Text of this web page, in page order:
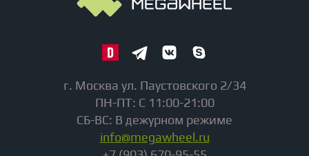
г. Москва ул. Паустовского 2/34
ПН-ПТ: С 11:00-21:00
СБ-ВС: В дежурном режиме
info@megawheel.ru